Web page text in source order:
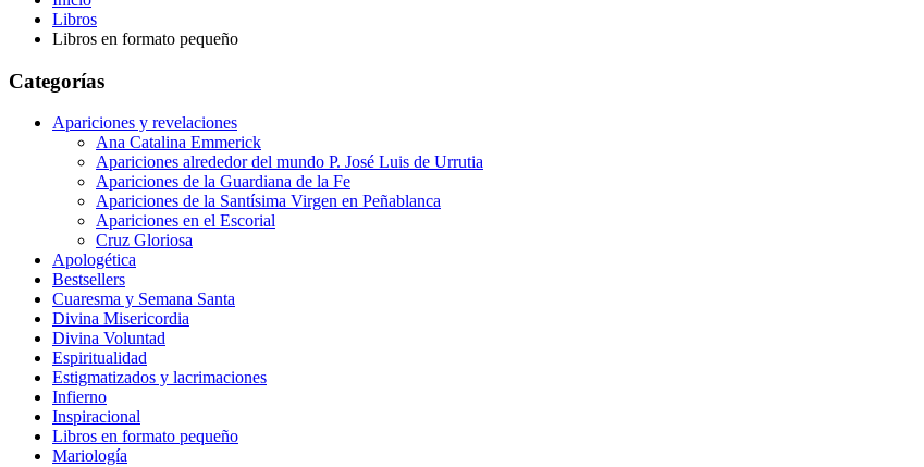
Libros
Libros en formato pequeño
Categorías
Apariciones y revelaciones
Ana Catalina Emmerick
Apariciones alrededor del mundo P. José Luis de Urrutia
Apariciones de la Guardiana de la Fe
Apariciones de la Santísima Virgen en Peñablanca
Apariciones en el Escorial
Cruz Gloriosa
Apologética
Bestsellers
Cuaresma y Semana Santa
Divina Misericordia
Divina Voluntad
Espiritualidad
Estigmatizados y lacrimaciones
Infierno
Inspiracional
Libros en formato pequeño
Mariología